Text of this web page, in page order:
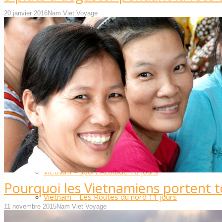
Nos plus ++
……….
Les plus belles plages du Vietnam et du
Circuits
Vietnam – L’Essentiel 10 jours
Vietnam – Les Incontournables 14 jours
Vietnam – Sport Attitude 16 jours
Vietnam – Les Routes du nord 11 jours
20 janvier 2016Nam Viet Voyage
Pourquoi les Vietnamiens portent
11 novembre 2015Nam Viet Voyage